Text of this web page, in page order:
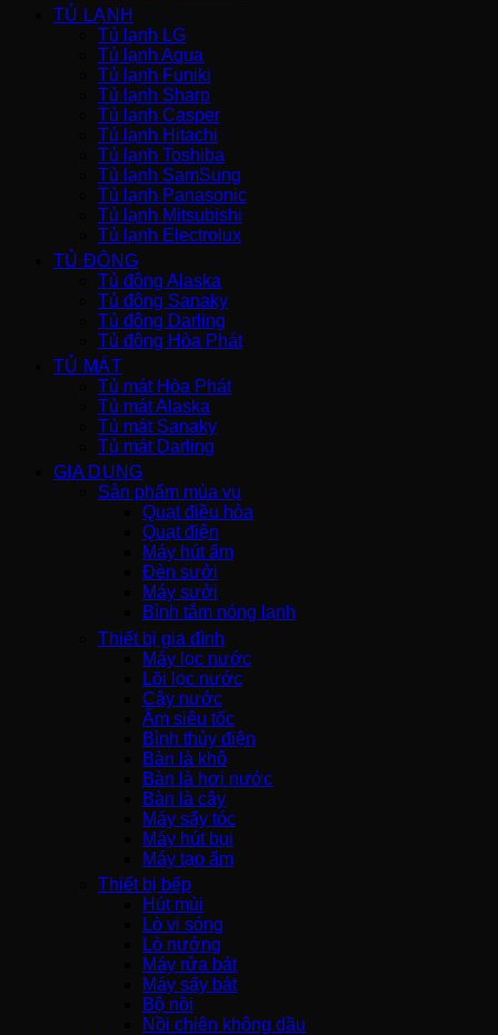
TỦ LẠNH
Tủ lạnh LG
Tủ lạnh Aqua
Tủ lạnh Funiki
Tủ lạnh Sharp
Tủ lạnh Casper
Tủ lạnh Hitachi
Tủ lạnh Toshiba
Tủ lạnh SamSung
Tủ lạnh Panasonic
Tủ lạnh Mitsubishi
Tủ lạnh Electrolux
TỦ ĐÔNG
Tủ đông Alaska
Tủ đông Sanaky
Tủ đông Darling
Tủ đông Hòa Phát
TỦ MÁT
Tủ mát Hòa Phát
Tủ mát Alaska
Tủ mát Sanaky
Tủ mát Darling
GIA DỤNG
Sản phẩm mùa vụ
Quạt điều hòa
Quạt điện
Máy hút ẩm
Đèn sưởi
Máy sưởi
Bình tắm nóng lạnh
Thiết bị gia đình
Máy lọc nước
Lõi lọc nước
Cây nước
Ấm siêu tốc
Bình thủy điện
Bàn là khô
Bàn là hơi nước
Bàn là cây
Máy sấy tóc
Máy hút bụi
Máy tạo ẩm
Thiết bị bếp
Hút mùi
Lò vi sóng
Lò nướng
Máy rửa bát
Máy sấy bát
Bộ nồi
Nồi chiên không dầu